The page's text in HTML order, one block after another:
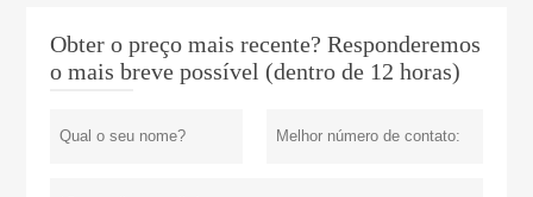
Obter o preço mais recente? Responderemos
o mais breve possível (dentro de 12 horas)